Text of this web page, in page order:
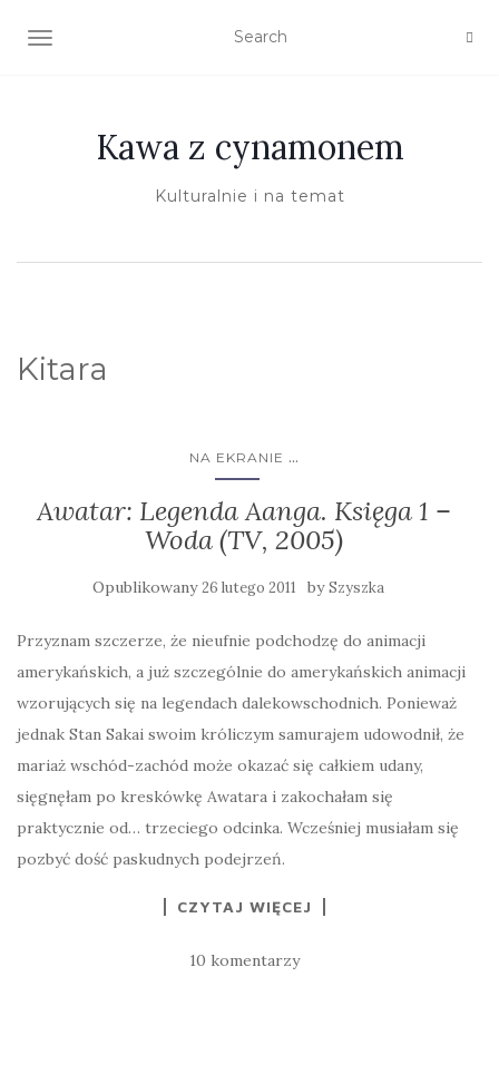
TOGGLE NAVIGATION
Kawa z cynamonem
Kulturalnie i na temat
Kitara
NA EKRANIE ...
Awatar: Legenda Aanga. Księga 1 –
Woda (TV, 2005)
Opublikowany26 lutego 2011 bySzyszka
Przyznam szczerze, że nieufnie podchodzę do animacji
amerykańskich, a już szczególnie do amerykańskich animacji
wzorujących się na legendach dalekowschodnich. Ponieważ
jednak Stan Sakai swoim króliczym samurajem udowodnił, że
mariaż wschód-zachód może okazać się całkiem udany,
sięgnęłam po kreskówkę Awatara i zakochałam się
praktycznie od… trzeciego odcinka. Wcześniej musiałam się
pozbyć dość paskudnych podejrzeń.
CZYTAJ WIĘCEJ
10 komentarzy